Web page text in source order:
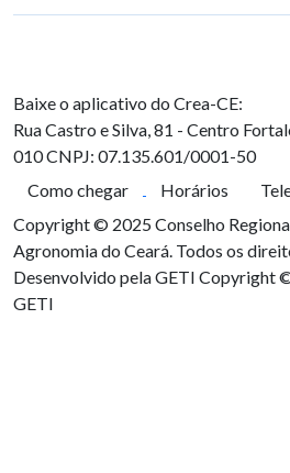
Baixe o aplicativo do Crea-CE:
Rua Castro e Silva, 81 - Centro
010CNPJ: 07.135.601/0001-50
Como chegar
Horários
Copyright © 2025 Conselho
Agronomia do Ceará. Todos os
Desenvolvido pela GETI Copyright
GETI